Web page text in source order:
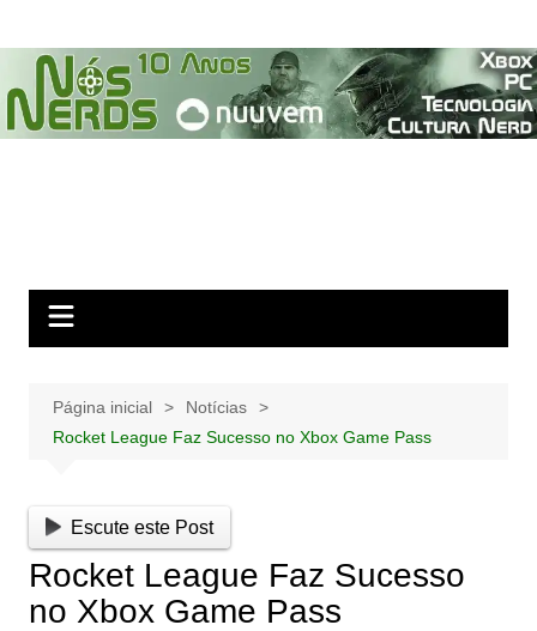
para
conteúdo
Página inicial
Notícias
Rocket League Faz Sucesso no Xbox Game Pass
Escute este Post
Rocket League Faz Sucesso
no Xbox Game Pass